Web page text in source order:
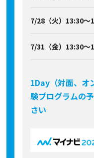
7/28（火）13:30～
7/31（金）13:30～
1Day（対面、オ
験プログラムの
さい